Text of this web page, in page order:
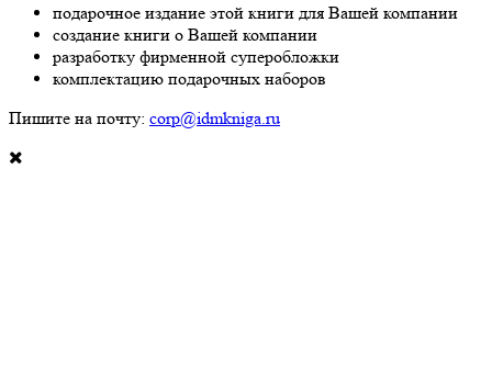
подарочное издание этой книги для Вашей компании
создание книги о Вашей компании
разработку фирменной суперобложки
комплектацию подарочных наборов
Пишите на почту: corp@idmkniga.ru